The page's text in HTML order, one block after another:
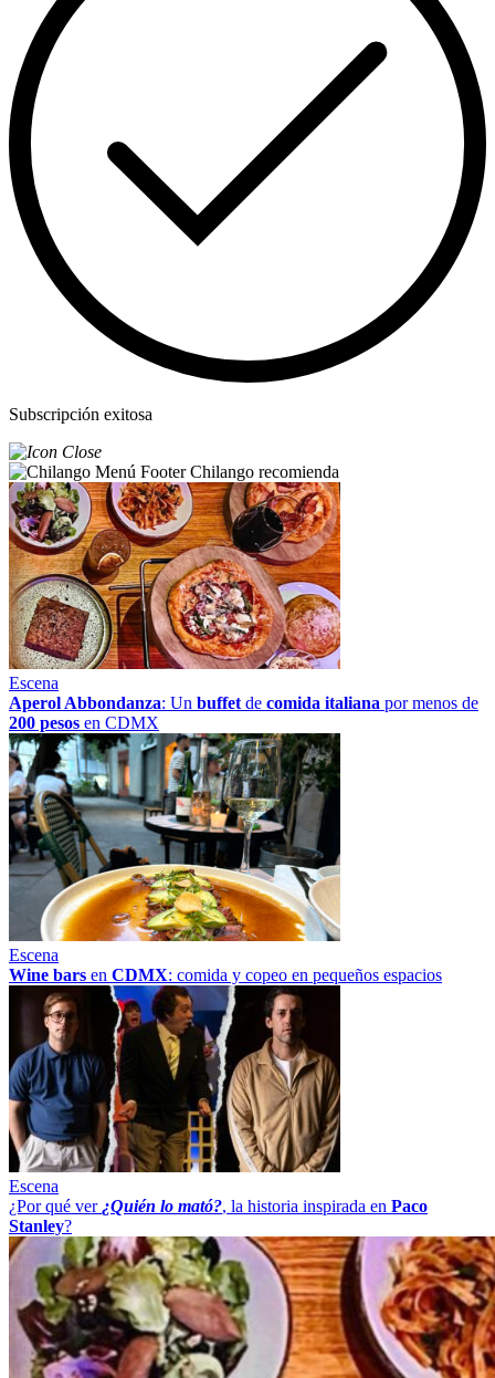
Subscripción exitosa
Chilango recomienda
Escena
Aperol Abbondanza: Un buffet de comida italiana por menos de
200 pesos en CDMX
Escena
Wine bars en CDMX: comida y copeo en pequeños espacios
Escena
¿Por qué ver ¿Quién lo mató?, la historia inspirada en Paco
Stanley?